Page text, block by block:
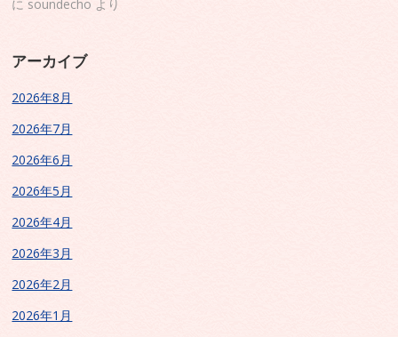
に soundecho より
アーカイブ
2026年8月
2026年7月
2026年6月
2026年5月
2026年4月
2026年3月
2026年2月
2026年1月